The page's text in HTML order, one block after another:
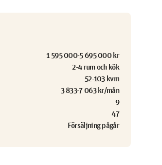
1 595 000-5 695 000 kr
2-4 rum och kök
52-103 kvm
3 833-7 063 kr/mån
9
47
Försäljning pågår